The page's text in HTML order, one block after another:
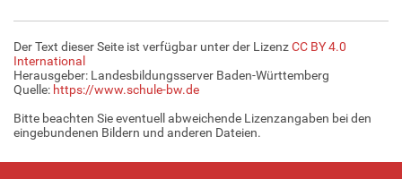
Der Text dieser Seite ist verfügbar unter der LizenzCC BY 4.0
International
Herausgeber: Landesbildungsserver Baden-Württemberg
Quelle: https://www.schule-bw.de
Bitte beachten Sie eventuell abweichende Lizenzangaben bei den
eingebundenen Bildern und anderen Dateien.